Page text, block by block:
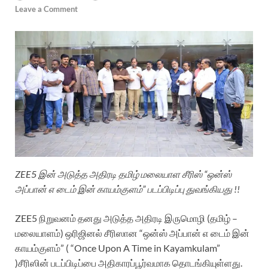
Leave a Comment
ZEE5 இன் அடுத்த அதிரடி தமிழ் மலையாள சீரிஸ் “ஒன்ஸ்
அப்பான் எ டைம் இன் காயம்குளம்” படப்பிடிப்பு துவங்கியது !!
ZEE5 நிறுவனம் தனது அடுத்த அதிரடி இருமொழி (தமிழ் –
மலையாளம்) ஒரிஜினல் சீரிஸான “ஒன்ஸ் அப்பான் எ டைம் இன்
காயம்குளம்” ( “Once Upon A Time in Kayamkulam”
)சீரிஸின் படப்பிடிப்பை அதிகாரப்பூர்வமாக தொடங்கியுள்ளது.